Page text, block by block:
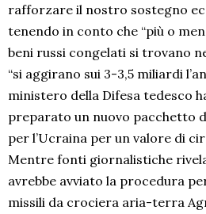
rafforzare il nostro sostegno
tenendo in conto che “più o
beni russi congelati si trovano
“si aggirano sui 3-3,5 miliardi
ministero della Difesa tedesco
preparato un nuovo pacchetto
per l’Ucraina per un valore di
Mentre fonti giornalistiche
avrebbe avviato la procedura
missili da crociera aria-terra